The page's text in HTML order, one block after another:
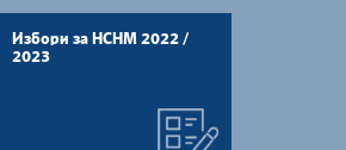
Избори за НСНМ 2022 /
2023